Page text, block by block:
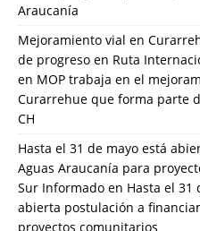
Araucanía
Mejoramiento vial en
de progreso en Ruta
en MOP trabaja en el
Curarrehue que forma parte
CH
Hasta el 31 de mayo está
Aguas Araucanía para
Sur Informado en Hasta el 31
abierta postulación a
proyectos comunitarios